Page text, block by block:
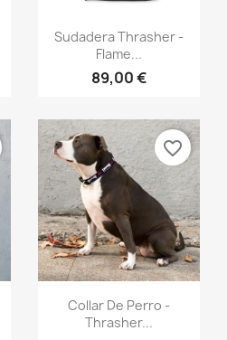
Vista rápida
Sudadera Thrasher -
Flame...
89,00 €
Vista rápida
Collar De Perro -
Thrasher...
favorite_border